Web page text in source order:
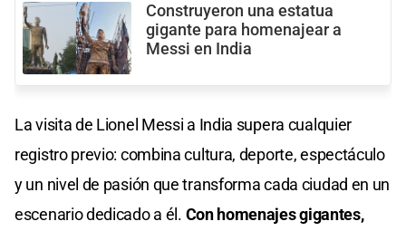
Construyeron una estatua
gigante para homenajear a
Messi en India
La visita de Lionel Messi a India supera cualquier
registro previo: combina cultura, deporte, espectáculo
y un nivel de pasión que transforma cada ciudad en un
escenario dedicado a él. Con homenajes gigantes,